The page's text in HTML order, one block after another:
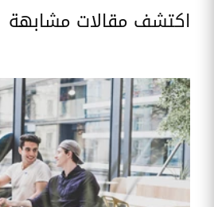
اكتشف مقالات مشابهة